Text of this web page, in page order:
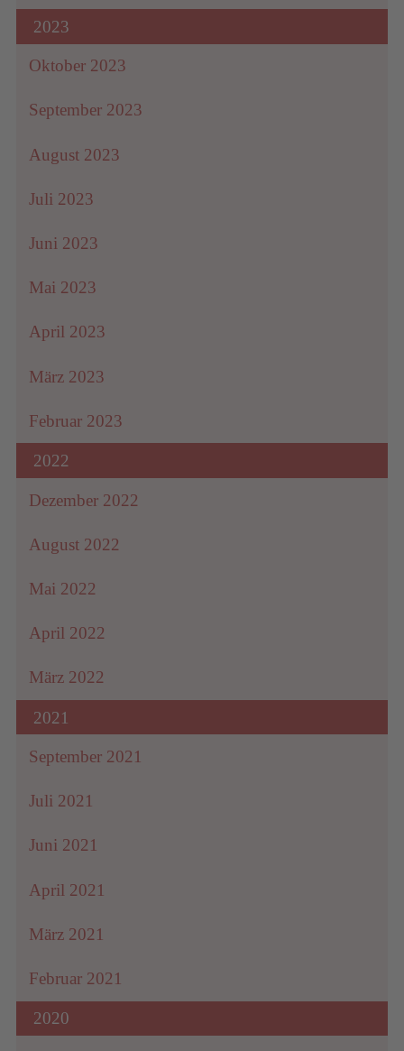
2023
Oktober 2023
September 2023
August 2023
Juli 2023
Juni 2023
Mai 2023
April 2023
März 2023
Februar 2023
2022
Dezember 2022
August 2022
Mai 2022
April 2022
März 2022
2021
September 2021
Juli 2021
Juni 2021
April 2021
März 2021
Februar 2021
2020